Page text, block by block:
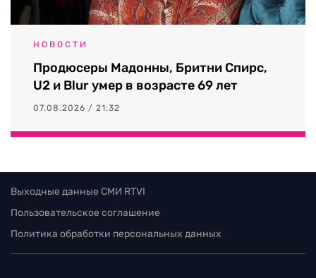
НОВОСТИ
Продюсеры Мадонны, Бритни Спирс,
U2 и Blur умер в возрасте 69 лет
07.08.2026 / 21:32
Выходные данные СМИ RTVI
Пользовательское соглашение
Политика обработки персональных данных